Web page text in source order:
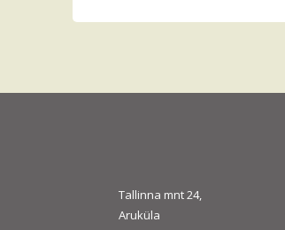
Tallinna mnt 24,
Aruküla